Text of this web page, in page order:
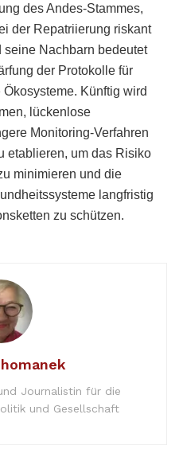
des Andes-Stammes,
der Repatriierung riskant
Nachbarn bedeutet
der Protokolle für
Künftig wird
lückenlose
Monitoring-Verfahren
etablieren, um das Risiko
minimieren und die
langfristig
zu schützen.
Journalistin für die
und Gesellschaft